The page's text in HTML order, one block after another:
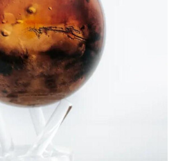
登入會員
建立新帳號